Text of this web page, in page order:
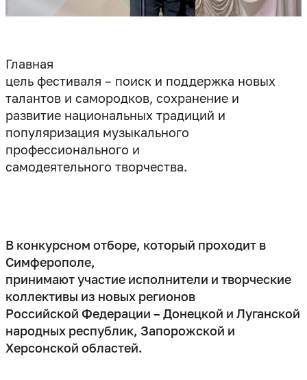
Главная
цель фестиваля – поиск и поддержка новых
талантов и самородков, сохранение и
развитие национальных традиций и
популяризация музыкального
профессионального и
самодеятельного творчества.
В конкурсном отборе, который проходит в
Симферополе,
принимают участие исполнители и творческие
коллективы из новых регионов
Российской Федерации – Донецкой и Луганской
народных республик, Запорожской и
Херсонской областей.